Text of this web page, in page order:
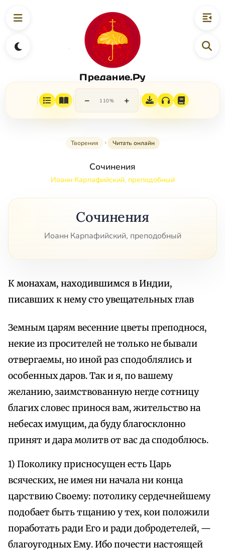
Предание.Ру
− 110% +
Творения Читать онлайн
Сочинения
Иоанн Карпафийский, преподобный
Сочинения
Иоанн Карпафийский, преподобный
К монахам, находившимся в Индии,
писавших к нему сто увещательных глав
Земным царям весенние цветы преподнося,
некие из просителей не только не бывали
отвергаемы, но иной раз сподоблялись и
особенных даров. Так и я, по вашему
желанию, заимствованную негде сотницу
благих словес принося вам, жительство на
небесах имущим, да буду благосклонно
принят и дара молитв от вас да сподоблюсь.
1) Поколику присносущен есть Царь
всяческих, не имея ни начала ни конца
царствию Своему: потолику сердечнейшему
подобает быть тщанию у тех, кои положили
поработать ради Его и ради добродетелей, —
благоугодных Ему. Ибо почести настоящей